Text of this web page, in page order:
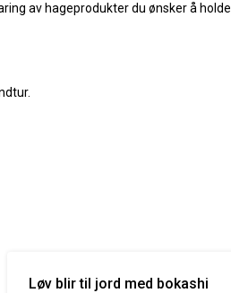
av hageprodukter du ønsker å holde
Løv blir til jord med bokashi